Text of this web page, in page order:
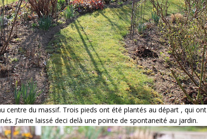
centre du massif. Trois pieds ont été plantés au départ , qui ont
J’aime laissé deci delà une pointe de spontaneité au jardin.